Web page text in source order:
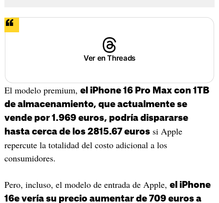
Ver en Threads
El modelo premium, el iPhone 16 Pro Max con 1TB
de almacenamiento, que actualmente se
vende por 1.969 euros, podría dispararse
hasta cerca de los 2815.67 eurossi Apple
repercute la totalidad del costo adicional a los
consumidores.
Pero, incluso, el modelo de entrada de Apple, el iPhone
16e vería su precio aumentar de 709 euros a